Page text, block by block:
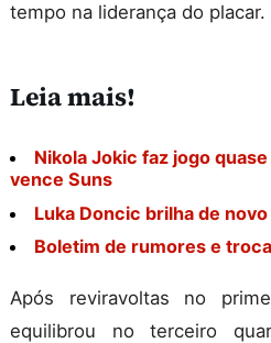
tempo na liderança do placar.
Leia mais!
Nikola Jokic faz jogo
vence Suns
Luka Doncic brilha de
Boletim de rumores e
Após reviravoltas no
equilibrou no terceiro